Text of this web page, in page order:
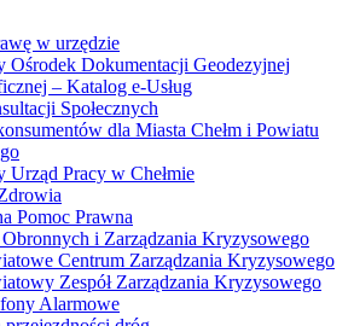
w urzędzie
Ośrodek Dokumentacji Geodezyjnej
– Katalog e-Usług
Społecznych
dla Miasta Chełm i Powiatu
Urząd Pracy w Chełmie
Pomoc Prawna
Obronnych i Zarządzania Kryzysowego
Centrum Zarządzania Kryzysowego
Zespół Zarządzania Kryzysowego
Alarmowe